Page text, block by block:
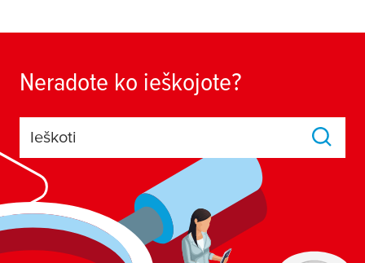
Neradote ko ieškojote?
Ieškoti